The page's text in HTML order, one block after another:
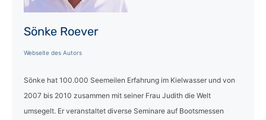
Sönke Roever
Webseite des Autors
Sönke hat 100.000 Seemeilen Erfahrung im Kielwasser und von
2007 bis 2010 zusammen mit seiner Frau Judith die Welt
umsegelt. Er veranstaltet diverse Seminare auf Bootsmessen